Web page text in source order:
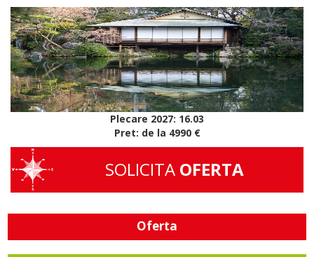
Plecare 2027: 16.03
Pret: de la 4990 €
SOLICITA OFERTA
Oferta